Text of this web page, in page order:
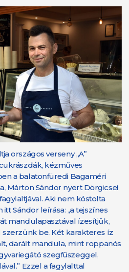
országos verseny „A”
kézműves
a balatonfüredi Bagaméri
Márton Sándor nyert Dörgicsei
Aki nem kóstolta
Sándor leírása: „a tejszínes
mandulapasztával ízesítjük,
be. Két karakteres íz
darált mandula, mint roppanós
szegfűszeggel,
Ezzel a fagylalttal